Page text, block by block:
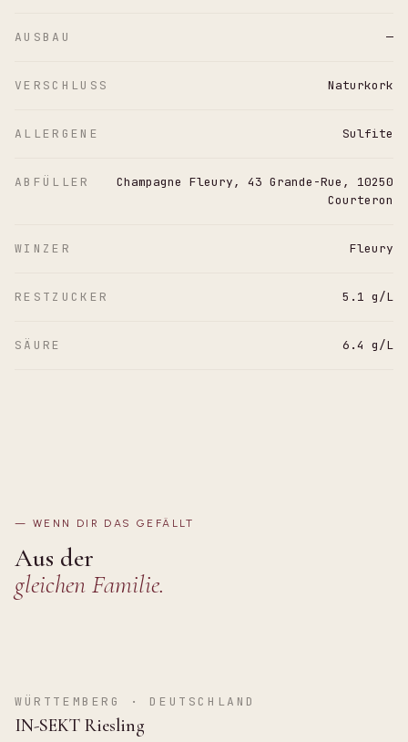
AUSBAU —
VERSCHLUSS Naturkork
ALLERGENE Sulfite
ABFÜLLER
Champagne Fleury, 43 Grande-Rue, 10250
Courteron
WINZER Fleury
RESTZUCKER 5.1 g/L
SÄURE 6.4 g/L
— WENN DIR DAS GEFÄLLT
Aus der
gleichen Familie.
BRUT
WÜRTTEMBERG · DEUTSCHLAND
IN-SEKT Riesling